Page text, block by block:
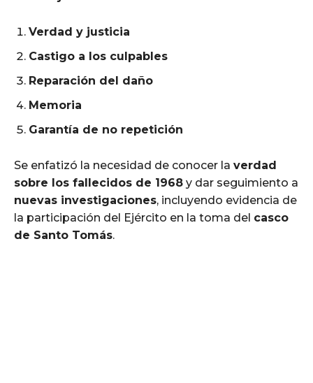
Verdad y justicia
Castigo a los culpables
Reparación del daño
Memoria
Garantía de no repetición
Se enfatizó la necesidad de conocer la verdad
sobre los fallecidos de 1968 y dar seguimiento a
nuevas investigaciones, incluyendo evidencia de
la participación del Ejército en la toma del casco
de Santo Tomás.